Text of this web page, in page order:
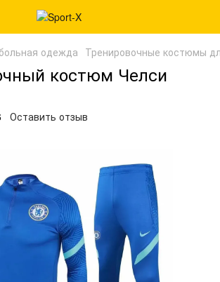
одежда Тренировочные костюмы
костюм Челси
Оставить отзыв